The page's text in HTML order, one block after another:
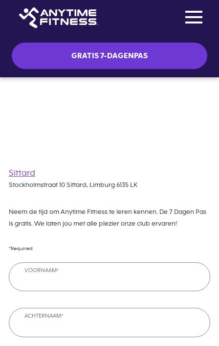
GRATIS 7-DAGENPAS
Sittard
Stockholmstraat 10 Sittard, Limburg 6135 LK
Neem de tijd om Anytime Fitness te leren kennen. De 7 Dagen Pas
is gratis. We laten jou met alle plezier onze club ervaren!
*Required
VOORNAAM*
ACHTERNAAM*